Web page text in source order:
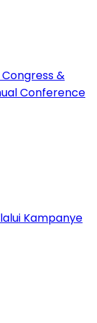
&
Conference
Kampanye